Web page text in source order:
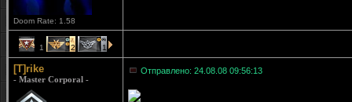
Doom Rate: 1.58
1 2 1
[T]rike
- Master Corporal -
Отправлено: 24.08.08 09:56:13